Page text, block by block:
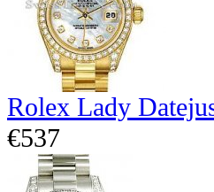
Rolex Lady
€537